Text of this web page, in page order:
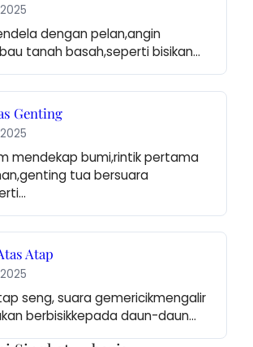
dengan pelan,angin
tanah basah,seperti bisikan…
Genting
mendekap bumi,rintik pertama
tua bersuara
Atap
seng, suara gemericikmengalir
berbisikkepada daun-daun…